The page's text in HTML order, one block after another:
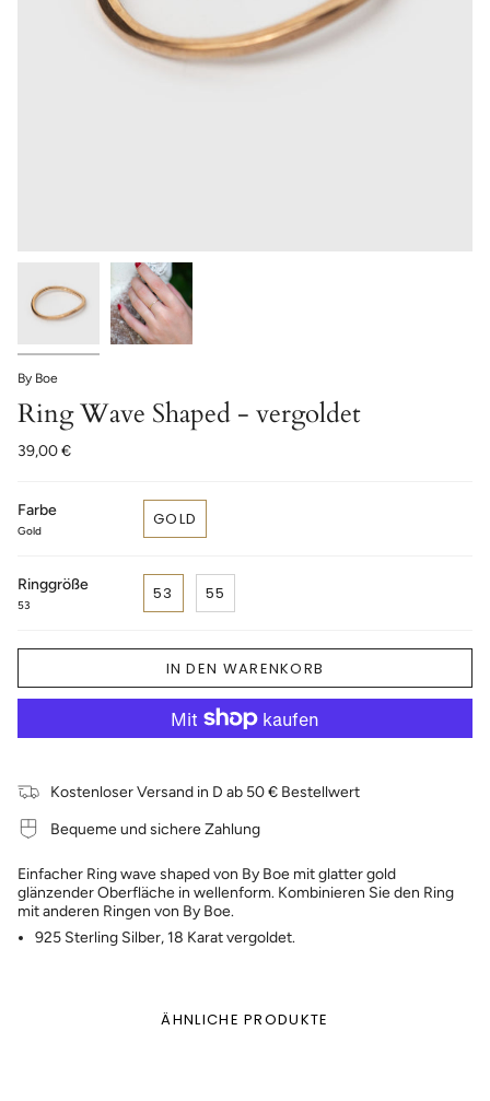
By Boe
Ring Wave Shaped - vergoldet
39,00 €
Farbe
Gold
GOLD
Ringgröße
53
53 55
IN DEN WARENKORB
Kostenloser Versand in D ab 50 € Bestellwert
Bequeme und sichere Zahlung
Einfacher Ring wave shaped von By Boe mit glatter gold
glänzender Oberfläche in wellenform. Kombinieren Sie den Ring
mit anderen Ringen von By Boe.
925 Sterling Silber, 18 Karat vergoldet.
ÄHNLICHE PRODUKTE